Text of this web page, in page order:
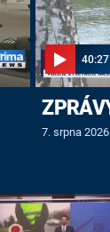
40:27
7. srpna